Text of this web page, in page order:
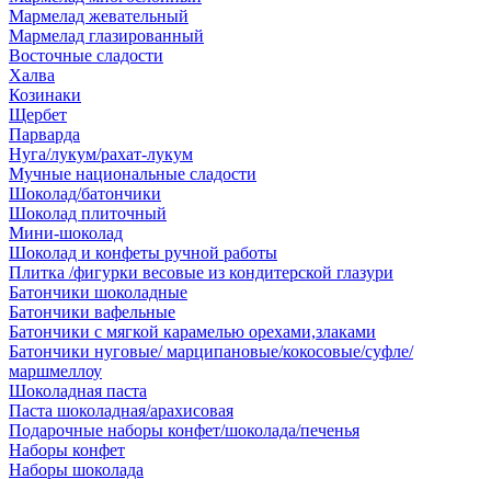
Мармелад жевательный
Мармелад глазированный
Восточные сладости
Халва
Козинаки
Щербет
Парварда
Нуга/лукум/рахат-лукум
Мучные национальные сладости
Шоколад/батончики
Шоколад плиточный
Мини-шоколад
Шоколад и конфеты ручной работы
Плитка /фигурки весовые из кондитерской глазури
Батончики шоколадные
Батончики вафельные
Батончики с мягкой карамелью орехами,злаками
Батончики нуговые/ марципановые/кокосовые/суфле/
маршмеллоу
Шоколадная паста
Паста шоколадная/арахисовая
Подарочные наборы конфет/шоколада/печенья
Наборы конфет
Наборы шоколада